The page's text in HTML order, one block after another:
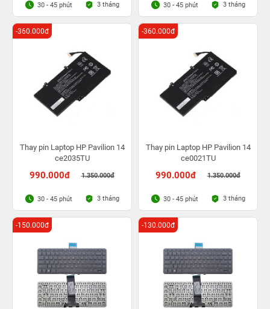
30 - 45 phút 3 tháng 30 - 45 phút 3 tháng
Thay pin Laptop HP Pavilion 14
ce2035TU
990.000đ 1.350.000đ
-360.000đ
30 - 45 phút 3 tháng
Thay pin Laptop HP Pavilion 14
ce0021TU
990.000đ 1.350.000đ
-360.000đ
30 - 45 phút 3 tháng
-150.000đ -130.000đ